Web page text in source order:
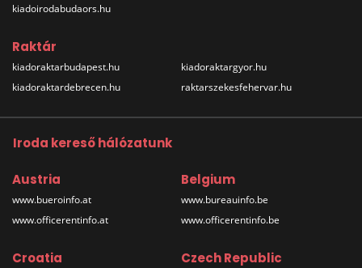
kiadoirodabudaors.hu
Raktár
kiadoraktarbudapest.hu
kiadoraktardebrecen.hu
kiadoraktargyor.hu
raktarszekesfehervar.hu
Iroda kereső hálózatunk
Austria
www.bueroinfo.at
www.officerentinfo.at
Belgium
www.bureauinfo.be
www.officerentinfo.be
Croatia Czech Republic